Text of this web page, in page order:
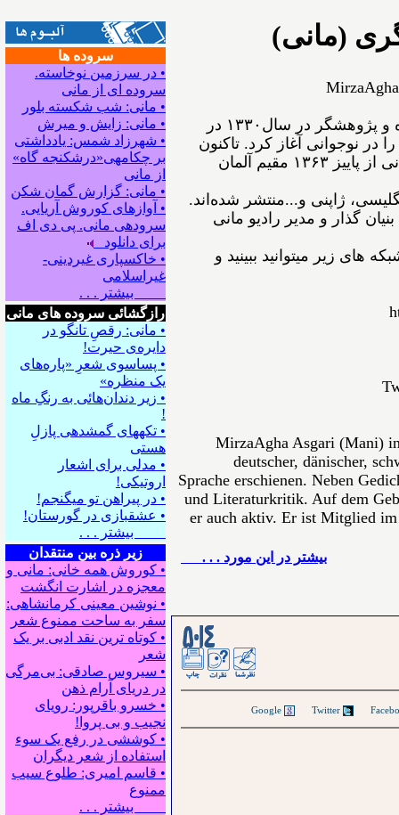
سروده ها
• در سرزمین نوخاسته.
سروده ای از مانی
• مانی: شب شکسته بلور
• مانی: زایش و میرش
• شهرزاد شمس: یادداشتی
بر چکامه‍ی«درشکنجه گاه»
از مانی
• مانی: گزارش گمان شکن
• آوازهای کوروش آریایی.
سروده‍ی مانی. پی دی اف
برای دانلود
• خاکسپاری غیردینی-
غیراسلامی
بیشتر . . .
رازگشائی سروده های مانی
• مانی: رقصِ تانگو در
دایره‌ی حیرت!
• پساسوی شعرِ «پاره‌های
یک منظره»
• زیر دندان‌هائی به رنگِ ماه
!
• تکه⁪های گمشده⁪ی پازلِ
هستی
• مدلی برای اشعار
اروتیکی!
• در پیراهن تو می⁪گنجم!
• عشقبازی در گورستان!
بیشتر . . .
زیر ذره بین منتقدان
• کوروش همه خانی: مانی و
معجزه در اشارت انگشت
• نوشین معینی کرمانشاهی:
سفر به ساحت ممنوع شعر
• کوتاه ترین نقد ادبی بر یک
شعر
• سیروس صادقی: بی‌مرگی
در دریای آرام ذهن
• خسرو باقرپور: ﺭوﻳﺎﻯ
ﻧﺠﻴﺐ ﻭ ﺑﻰ ﭘﺮﻭﺍ!
• کوششی در رفع یک سوء
استفاده از شعر دیگران
• قاسم امیری: طلوع سیب
ممنوع
بیشتر . . .
(مانی)
MirzaAgha
ﻣﻴﺮﺯﺍﺁﻗﺎﻋﺴگرﻯ(ﻣﺎﻧﻰ) شاعر، نویسنده و پژوهشگر ﺩﺭ ﺳﺎﻝ۱۳۳۰ در
ﺩﺭ ﻧﻮﺟﻮﺍﻧﻰ ﺁﻏﺎﺯ ﻛﺮﺩ. ﺗﺎﻛﻨﻮﻥ
۵۴ ﺟﻠﺪ ﺍﺯ ﺁﺛﺎﺭﺵ ﺑﻪ ﭼﺎﭖ ﺭﺳﻴﺪه‌اﻧﺪ. مانی از ﭘﺎﻳﻴﺰ ۱۳۶۳ مقیم ﺁﻟﻤﺎﻥ
ژاپنی و...ﻣﻨﺘﺸﺮ ﺷﺪﻩ⁯اند.
گذار و مدیر رادیو مانی
های زیر میتوانید ببینید و
MirzaAgha Asgari (Mani)
deutscher, dänischer,
Sprache erschienen. Neben
und Literaturkritik. Auf dem
er auch aktiv. Er ist Mitglied
بيشتر در این مورد . . .
Twitter
Google